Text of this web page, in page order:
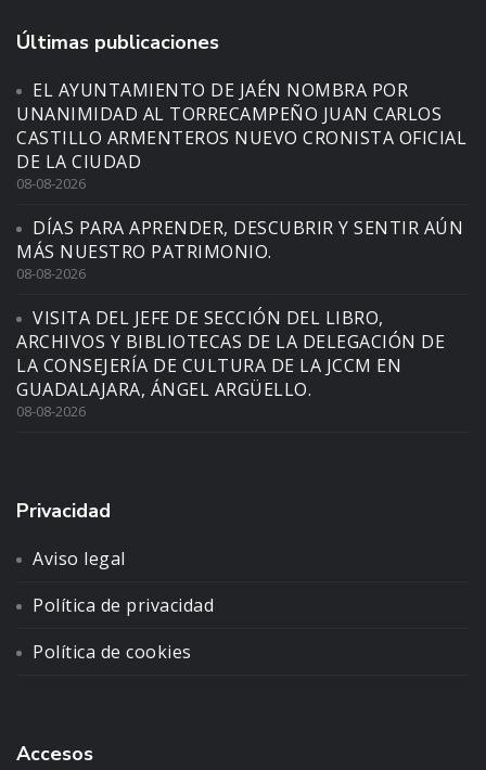
Últimas publicaciones
EL AYUNTAMIENTO DE JAÉN NOMBRA POR
UNANIMIDAD AL TORRECAMPEÑO JUAN CARLOS
CASTILLO ARMENTEROS NUEVO CRONISTA OFICIAL
DE LA CIUDAD
08-08-2026
DÍAS PARA APRENDER, DESCUBRIR Y SENTIR AÚN
MÁS NUESTRO PATRIMONIO.
08-08-2026
VISITA DEL JEFE DE SECCIÓN DEL LIBRO,
ARCHIVOS Y BIBLIOTECAS DE LA DELEGACIÓN DE
LA CONSEJERÍA DE CULTURA DE LA JCCM EN
GUADALAJARA, ÁNGEL ARGÜELLO.
08-08-2026
Privacidad
Aviso legal
Política de privacidad
Política de cookies
Accesos